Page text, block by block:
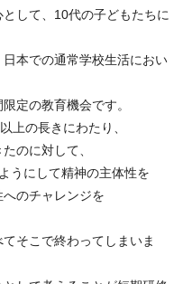
して、10代の子どもたちに
本での通常学校生活におい
定の教育機会です。
上の長きにわたり、
のに対して、
うにして精神の主体性を
のチャレンジを
そこで終わってしまいま